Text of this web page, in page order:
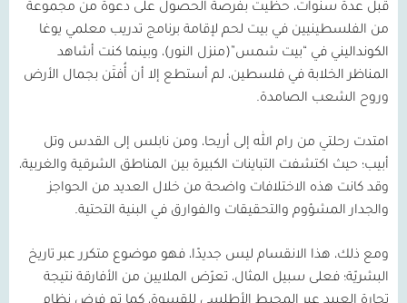
قبل عدة سنوات، حظيت بفرصة الحصول على دعوة من مجموعة
من الفلسطينيين في بيت لحم لإقامة برنامج تدريب معلمي يوغا
الكونداليني في “بيت شمس”(منزل النور)، وبينما كنت أشاهد
المناظر الخلابة في فلسطين، لم أستطع إلا أن أُفتَن بجمال الأرض
وروح الشعب الصامدة.
امتدت رحلتي من رام الله إلى أريحا، ومن نابلس إلى القدس وتل
أبيب؛ حيث اكتشفت التباينات الكبيرة بين المناطق الشرقية والغربية،
وقد كانت هذه الاختلافات واضحة من خلال العديد من الحواجز
والجدار المشؤوم والتحقيقات والفوارق في البنية التحتية.
ومع ذلك، هذا الانقسام ليس جديدًا، فهو موضوع متكرر عبر تاريخ
البشريّة؛ فعلى سبيل المثال، تعرّض الملايين من الأفارقة نتيجة